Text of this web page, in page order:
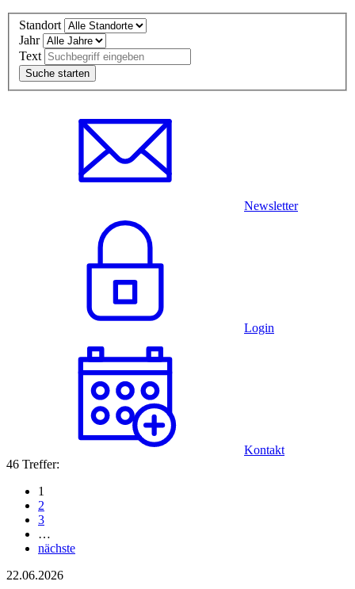
Standort
Jahr
Text
Newsletter
Login
Kontakt
46 Treffer:
1
2
3
…
nächste
22.06.2026